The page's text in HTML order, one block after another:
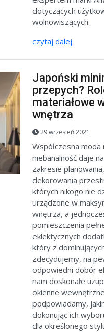
dotyczących
wolnowiszących.
czytaj dalej
Japoński
przepych?
materiałowe
wnętrza
29 wrzesień 2021
Współczesna
niebanalność daje
zakresie
dekorowania
których nikogo nie
urządzone w
wnętrza, a
pomieszczenia
eklektycznych
który z
zdecydujemy, na
odpowiedni dobór
nam doskonałe
okienne
podpowiadamy,
dokonując ich
dla określonego